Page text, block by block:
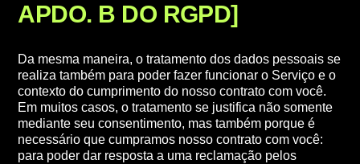
APDO. B DO RGPD]
Da mesma maneira, o tratamento dos dados pessoais se
realiza também para poder fazer funcionar o Serviço e o
contexto do cumprimento do nosso contrato com você.
Em muitos casos, o tratamento se justifica não somente
mediante seu consentimento, mas também porque é
necessário que cumpramos nosso contrato com você:
para poder dar resposta a uma reclamação pelos